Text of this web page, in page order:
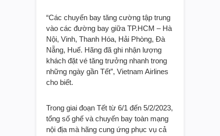
“Các chuyến bay tăng cường tập trung
vào các đường bay giữa TP.HCM – Hà
Nội, Vinh, Thanh Hóa, Hải Phòng, Đà
Nẵng, Huế. Hãng đã ghi nhận lượng
khách đặt vé tăng trưởng nhanh trong
những ngày gần Tết”, Vietnam Airlines
cho biết.
Trong giai đoạn Tết từ 6/1 đến 5/2/2023,
tổng số ghế và chuyến bay toàn mạng
nội địa mà hãng cung ứng phục vụ cả